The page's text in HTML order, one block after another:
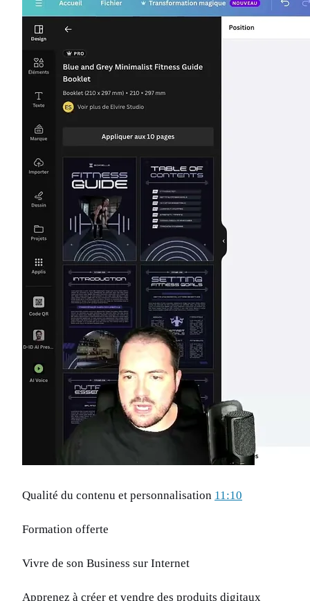
Qualité du contenu et personnalisation 11:10
Formation offerte
Vivre de son Business sur Internet
Apprenez à créer et vendre des produits digitaux